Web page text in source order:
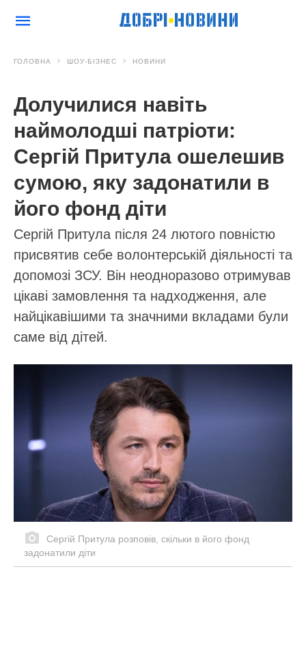
ГОЛОВНА ШОУ-БІЗНЕС НОВИНИ
Долучилися навіть
наймолодші патріоти:
Сергій Притула ошелешив
сумою, яку задонатили в
його фонд діти
Сергій Притула після 24 лютого повністю
присвятив себе волонтерській діяльності та
допомозі ЗСУ. Він неодноразово отримував
цікаві замовлення та надходження, але
найцікавішими та значними вкладами були
саме від дітей.
Сергій Притула розповів, скільки в його фонд
задонатили діти